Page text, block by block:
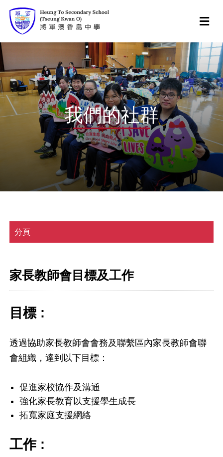
我們的社群
分頁
家長教師會目標及工作
目標 :
透過協助家長教師會會務及聯繫區內家長教師會聯
會組織，達到以下目標：
促進家校協作及溝通
強化家長教育以支援學生成長
拓寬家庭支援網絡
工作 :